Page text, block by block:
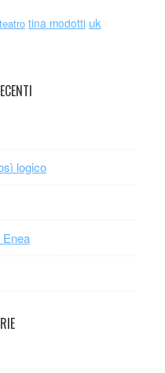
teatro tina modotti uk
logico